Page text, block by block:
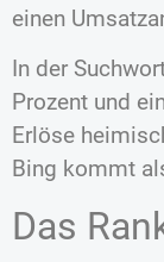
einen
In der
Prozent und
Erlöse
Bing kommt
Das